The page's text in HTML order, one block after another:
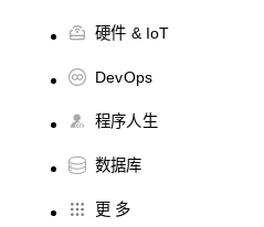
硬件 & IoT
DevOps
程序人生
数据库
更 多